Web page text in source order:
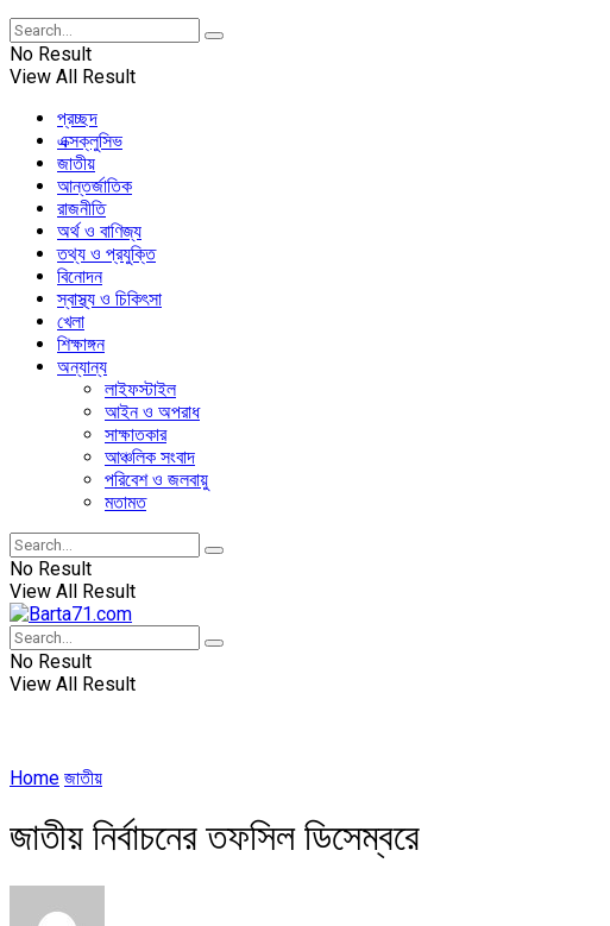
No Result
View All Result
প্রচ্ছদ
এক্সক্লুসিভ
জাতীয়
আন্তর্জাতিক
রাজনীতি
অর্থ ও বাণিজ্য
তথ্য ও প্রযুক্তি
বিনোদন
স্বাস্থ্য ও চিকিৎসা
খেলা
শিক্ষাঙ্গন
অন্যান্য
লাইফস্টাইল
আইন ও অপরাধ
সাক্ষাতকার
আঞ্চলিক সংবাদ
পরিবেশ ও জলবায়ু
মতামত
No Result
View All Result
No Result
View All Result
Home জাতীয়
জাতীয় নির্বাচনের তফসিল ডিসেম্বরে